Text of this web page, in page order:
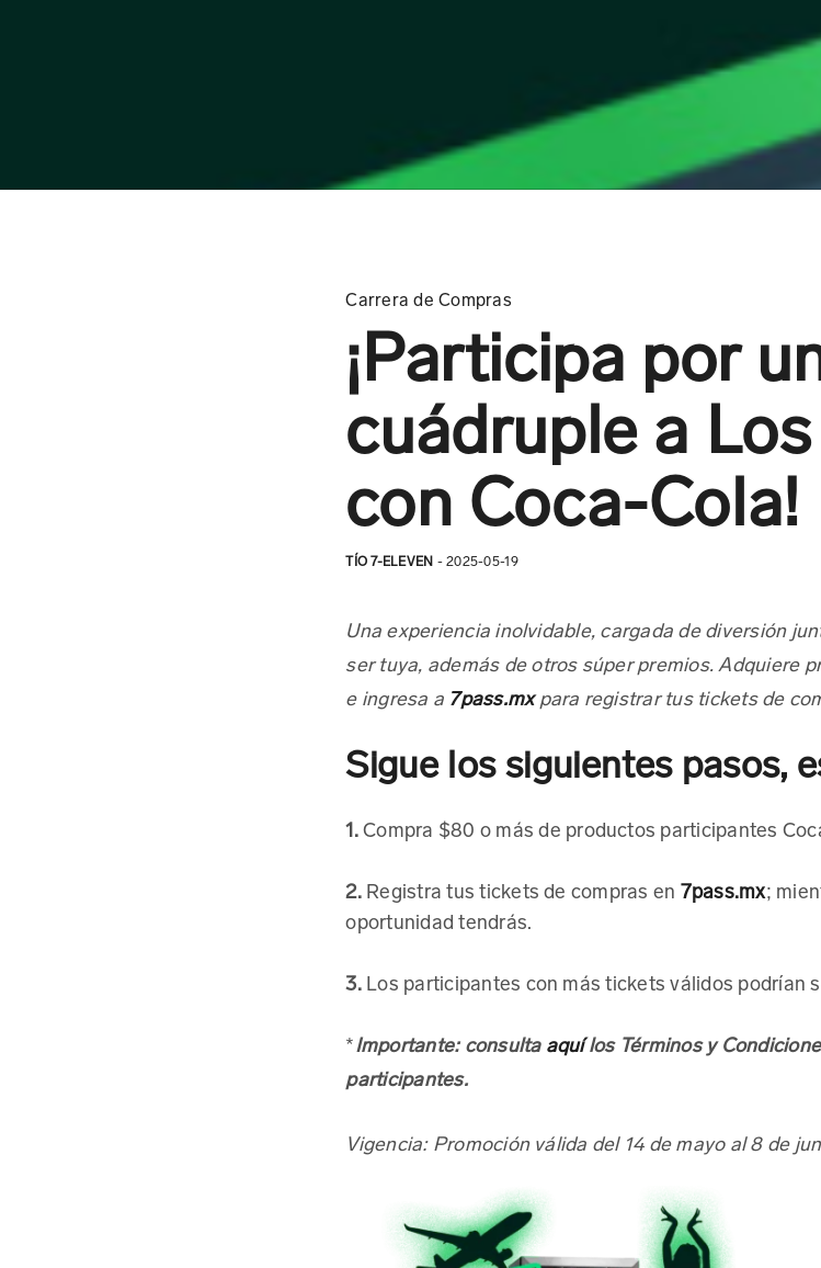
Carrera de Compras
¡Participa por
cuádruple a
con Coca-Cola!
TÍO 7-ELEVEN - 2025-05-19
Una experiencia inolvidable, cargada de diversión
ser tuya, además de otros súper premios. Adquiere
e ingresa a 7pass.mxpara registrar tus tickets de
Sigue los siguientes pasos,
1. Compra $80 o más de productos participantes
2. Registra tus tickets de compras en 7pass.mx;
oportunidad tendrás.
3. Los participantes con más tickets válidos podrían
*Importante: consulta aquílos Términos y
participantes.
Vigencia: Promoción válida del 14 de mayo al 8 de
Descarga nuestra nueva app Sevenly